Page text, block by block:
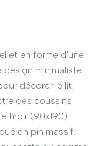
et en forme d'une
minimaliste
décorer le lit
des coussins
tiroir (90x190)
en pin massif.